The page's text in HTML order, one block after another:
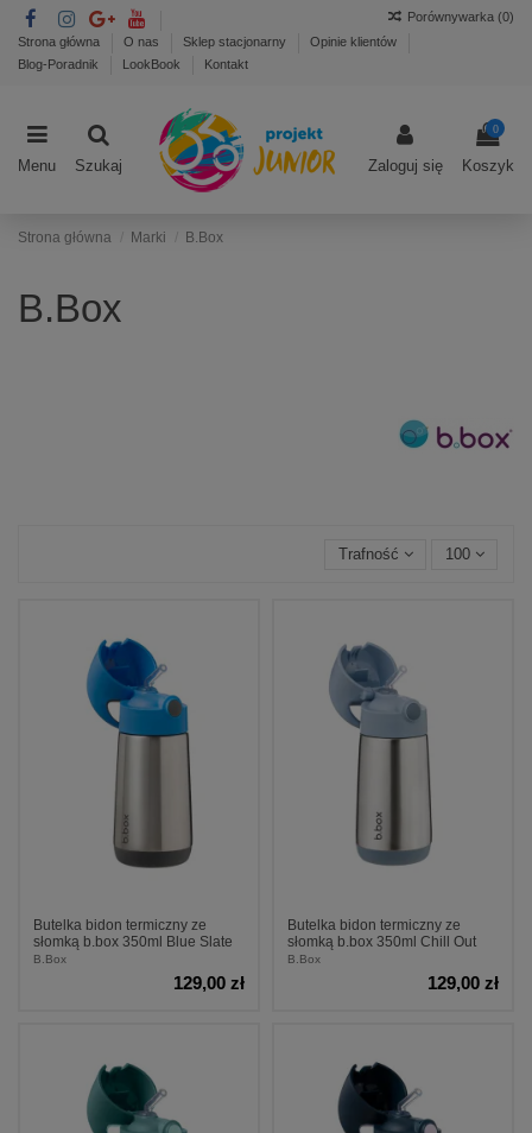
Strona główna O nas Sklep stacjonarny
Opinie klientów
Blog-Poradnik
LookBook Kontakt
Porównywarka (0)
Menu Szukaj Zaloguj się
0
Koszyk
Strona główna Marki B.Box
B.Box
Trafność 100
Butelka bidon termiczny ze
słomką b.box 350ml Blue Slate
B.Box
129,00 zł
Butelka bidon termiczny ze
słomką b.box 350ml Chill Out
B.Box
129,00 zł